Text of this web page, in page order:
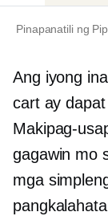
Pinapanatili ng
Ang iyong
cart ay
Makipag-
gagawin mo
mga